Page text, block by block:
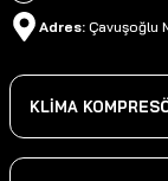
Adres: Çavuşoğlu
KLİMA